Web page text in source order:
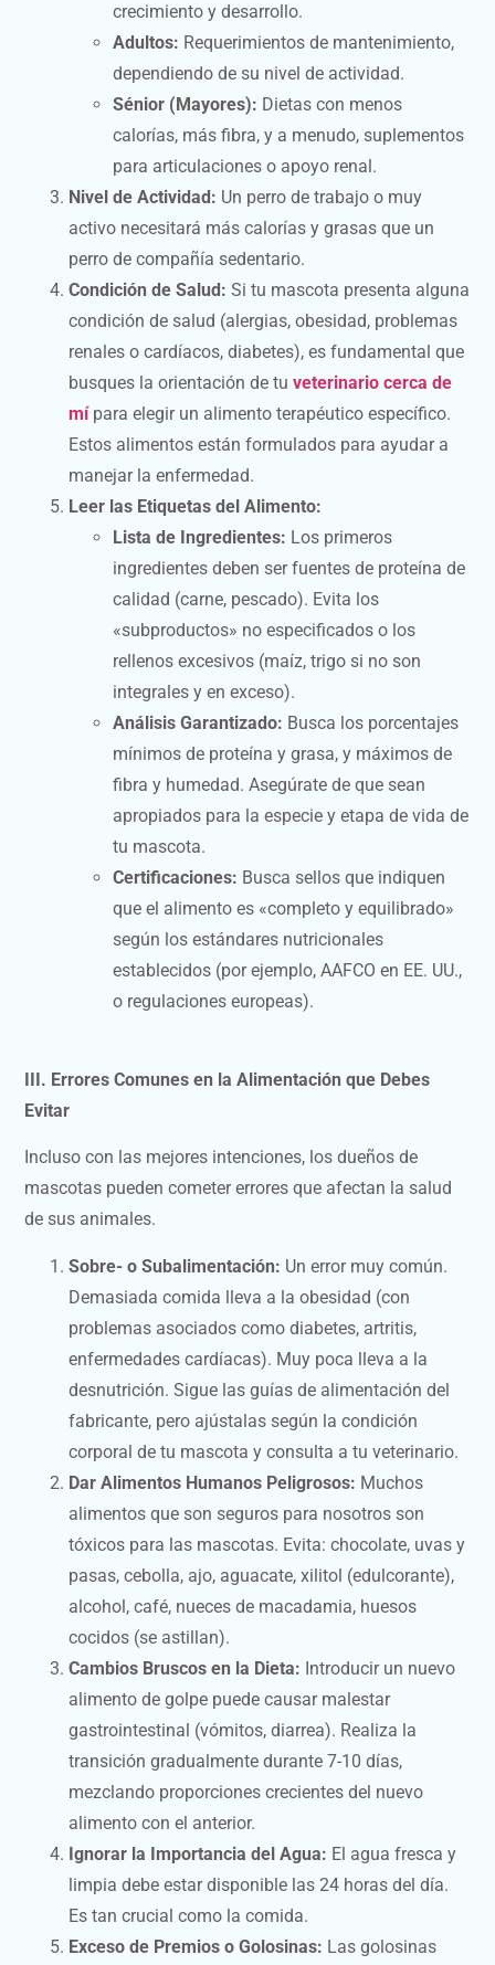
crecimiento y desarrollo.
Adultos: Requerimientos de mantenimiento,
dependiendo de su nivel de actividad.
Sénior (Mayores): Dietas con menos
calorías, más fibra, y a menudo, suplementos
para articulaciones o apoyo renal.
Nivel de Actividad: Un perro de trabajo o muy
activo necesitará más calorías y grasas que un
perro de compañía sedentario.
Condición de Salud: Si tu mascota presenta alguna
condición de salud (alergias, obesidad, problemas
renales o cardíacos, diabetes), es fundamental que
busques la orientación de tuveterinario cerca de
mípara elegir un alimento terapéutico específico.
Estos alimentos están formulados para ayudar a
manejar la enfermedad.
Leer las Etiquetas del Alimento:
Lista de Ingredientes: Los primeros
ingredientes deben ser fuentes de proteína de
calidad (carne, pescado). Evita los
«subproductos» no especificados o los
rellenos excesivos (maíz, trigo si no son
integrales y en exceso).
Análisis Garantizado: Busca los porcentajes
mínimos de proteína y grasa, y máximos de
fibra y humedad. Asegúrate de que sean
apropiados para la especie y etapa de vida de
tu mascota.
Certificaciones: Busca sellos que indiquen
que el alimento es «completo y equilibrado»
según los estándares nutricionales
establecidos (por ejemplo, AAFCO en EE. UU.,
o regulaciones europeas).
III. Errores Comunes en la Alimentación que Debes
Evitar
Incluso con las mejores intenciones, los dueños de
mascotas pueden cometer errores que afectan la salud
de sus animales.
Sobre- o Subalimentación: Un error muy común.
Demasiada comida lleva a la obesidad (con
problemas asociados como diabetes, artritis,
enfermedades cardíacas). Muy poca lleva a la
desnutrición. Sigue las guías de alimentación del
fabricante, pero ajústalas según la condición
corporal de tu mascota y consulta a tu veterinario.
Dar Alimentos Humanos Peligrosos: Muchos
alimentos que son seguros para nosotros son
tóxicos para las mascotas. Evita: chocolate, uvas y
pasas, cebolla, ajo, aguacate, xilitol (edulcorante),
alcohol, café, nueces de macadamia, huesos
cocidos (se astillan).
Cambios Bruscos en la Dieta: Introducir un nuevo
alimento de golpe puede causar malestar
gastrointestinal (vómitos, diarrea). Realiza la
transición gradualmente durante 7-10 días,
mezclando proporciones crecientes del nuevo
alimento con el anterior.
Ignorar la Importancia del Agua: El agua fresca y
limpia debe estar disponible las 24 horas del día.
Es tan crucial como la comida.
Exceso de Premios o Golosinas: Las golosinas